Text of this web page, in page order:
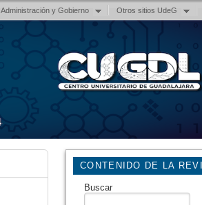
Administración y Gobierno Otros sitios UdeG
CONTENIDO DE LA
Buscar